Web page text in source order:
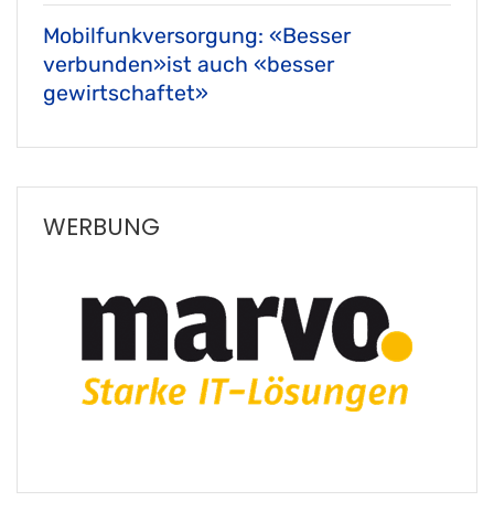
Mobilfunkversorgung: «Besser
verbunden»ist auch «besser
gewirtschaftet»
WERBUNG